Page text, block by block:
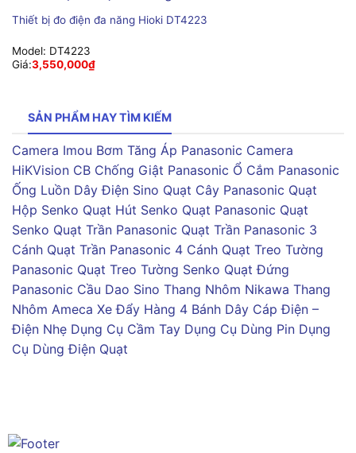
Thiết bị đo điện đa năng Hioki DT4223
Model: DT4223
Giá:3,550,000₫
SẢN PHẨM HAY TÌM KIẾM
Camera Imou Bơm Tăng Áp Panasonic Camera
HiKVision CB Chống Giật Panasonic Ổ Cắm Panasonic
Ống Luồn Dây Điện Sino Quạt Cây Panasonic Quạt
Hộp Senko Quạt Hút Senko Quạt Panasonic Quạt
Senko Quạt Trần Panasonic Quạt Trần Panasonic 3
Cánh Quạt Trần Panasonic 4 Cánh Quạt Treo Tường
Panasonic Quạt Treo Tường Senko Quạt Đứng
Panasonic Cầu Dao Sino Thang Nhôm Nikawa Thang
Nhôm Ameca Xe Đẩy Hàng 4 Bánh Dây Cáp Điện –
Điện Nhẹ Dụng Cụ Cầm Tay Dụng Cụ Dùng Pin Dụng
Cụ Dùng Điện Quạt